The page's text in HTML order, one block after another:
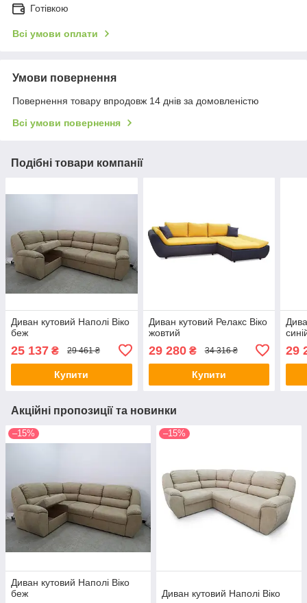
Готівкою
Всі умови оплати
Умови повернення
Повернення товару впродовж 14 днів за домовленістю
Всі умови повернення
Подібні товари компанії
Диван кутовий Наполі Віко
беж
25 137 ₴ 29 461 ₴
Купити
Диван кутовий Релакс Віко
жовтий
29 280₴ 34 316 ₴
Купити
29
Акційні пропозиції та новинки
–15%
Диван кутовий Наполі Віко
беж
–15%
Диван кутовий Наполі Віко